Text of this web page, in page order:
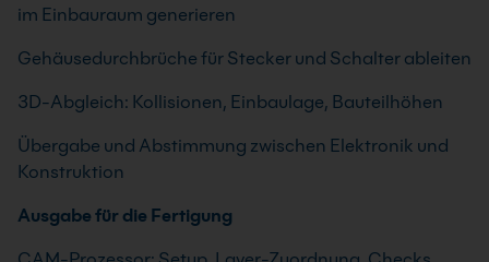
im Einbauraum generieren
Gehäusedurchbrüche für Stecker und Schalter ableiten
3D-Abgleich: Kollisionen, Einbaulage, Bauteilhöhen
Übergabe und Abstimmung zwischen Elektronik und
Konstruktion
Ausgabe für die Fertigung